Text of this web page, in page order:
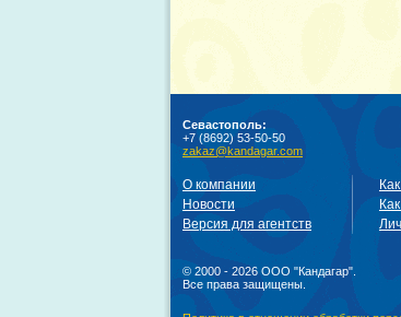
Севастополь:
+7 (8692) 53-50-50
zakaz@kandagar.com
О компании
Новости
Версия для агентств
© 2000 - 2026 ООО "Кандагар".
Все права защищены.